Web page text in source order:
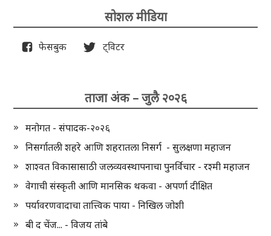
सोशल मीडिया
फेसबुक ट्विटर
ताजा अंक – जुलै २०२६
मनोगत - संपादक-२०२६
निसर्गातली शहरे आणि शहरातला निसर्ग - सुलक्षणा महाजन
शाश्वत विकासासाठी जलव्यवस्थापनाचा पुनर्विचार - रश्मी महाजन
वेगाची संस्कृती आणि मानसिक थकवा - अपर्णा दीक्षित
पर्यावरणवादाचा तात्त्विक पाया - निखिल जोशी
बी द चेंज... - विजय तांबे